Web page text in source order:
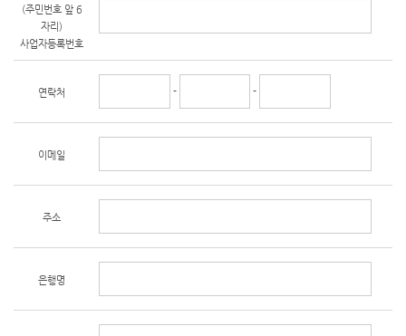
(주민번호 앞 6
자리)
사업자등록번호
연락처 - -
이메일
주소
은행명